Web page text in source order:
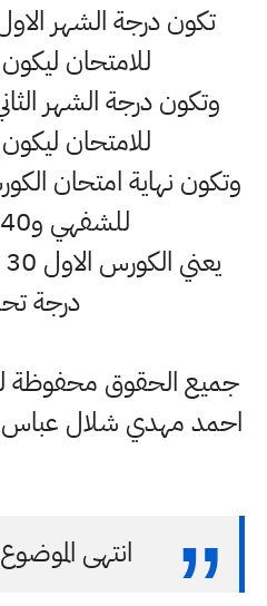
للامتحان ليكون
للامتحان ليكون
للشفهي و40 للتحريري
درجة
جميع الحقوق محفوظة
احمد مهدي شلال عباس
انتهى